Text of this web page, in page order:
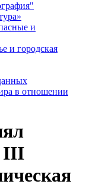
и
и городская
в отношении
III